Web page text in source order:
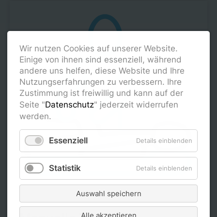
Wir nutzen Cookies auf unserer Website.
Einige von ihnen sind essenziell, während
andere uns helfen, diese Website und Ihre
Nutzungserfahrungen zu verbessern. Ihre
Zustimmung ist freiwillig und kann auf der
Seite "Datenschutz" jederzeit widerrufen
werden.
Essenziell Details einblenden
Statistik Details einblenden
Auswahl speichern
Alle akzeptieren